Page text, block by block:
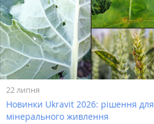
22 липня
Новинки Ukravit 2026: рішення для
мінерального живлення